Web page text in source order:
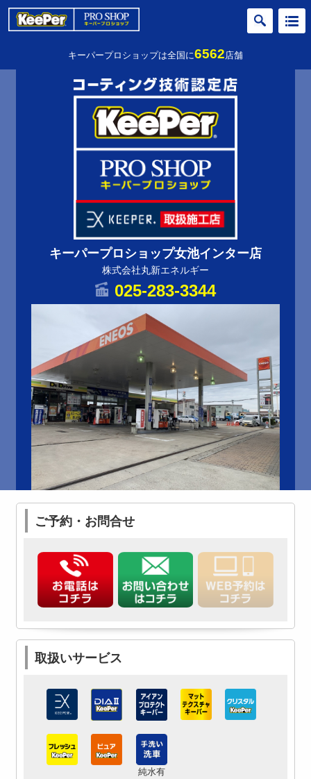
キーパープロショップは全国に6562店舗
キーパープロショップ女池インター店
株式会社丸新エネルギー
025-283-3344
ご予約・お問合せ
取扱いサービス
純水有